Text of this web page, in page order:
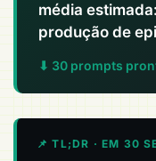
média estimada:
produção de
⬇ 30 prompts
📌 TL;DR · EM 30